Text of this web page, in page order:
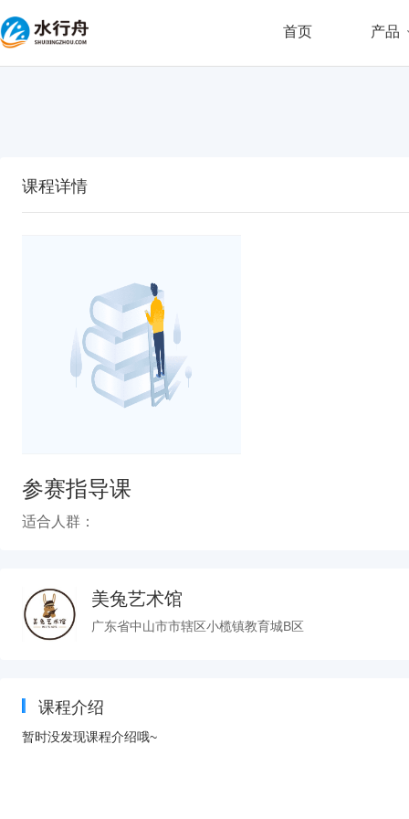
首页 产品
课程详情
参赛指导课
适合人群：
美兔艺术馆
广东省中山市市辖区小榄镇教育城B区
课程介绍
暂时没发现课程介绍哦~